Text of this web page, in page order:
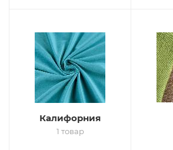
Калифорния
1 товар